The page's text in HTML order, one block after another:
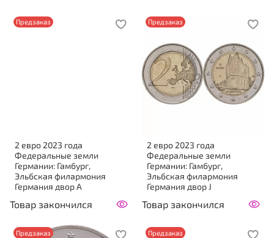
Предзаказ
2 евро 2023 года
Федеральные земли
Германии: Гамбург,
Эльбская филармония
Германия двор A
Товар закончился
Предзаказ
2 евро 2023 года
Федеральные земли
Германии: Гамбург,
Эльбская филармония
Германия двор J
Товар закончился
Предзаказ Предзаказ